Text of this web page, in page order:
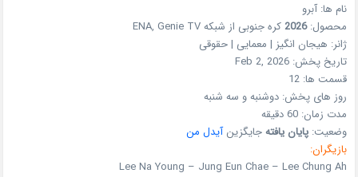
نام ها: آبرو
محصول:2026 کره جنوبی از شبکهENA, Genie TV
ژانر: هیجان انگیز | معمایی | حقوقی
تاریخ پخش:Feb 2, 2026
قسمت ها:12
روز های پخش:دوشنبه و سه شنبه
مدت زمان:60 دقیقه
وضعیت:پایان یافتهجایگزینآیدل من
بازیگران:
Lee Na Young – Jung Eun Chae – Lee Chung Ah